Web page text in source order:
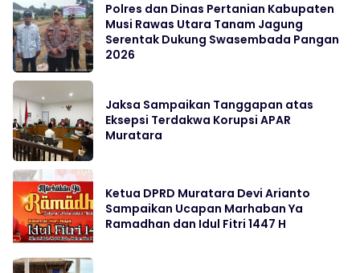
Polres dan Dinas Pertanian Kabupaten
Musi Rawas Utara Tanam Jagung
Serentak Dukung Swasembada Pangan
2026
Jaksa Sampaikan Tanggapan atas
Eksepsi Terdakwa Korupsi APAR
Muratara
Ketua DPRD Muratara Devi Arianto
Sampaikan Ucapan Marhaban Ya
Ramadhan dan Idul Fitri 1447 H